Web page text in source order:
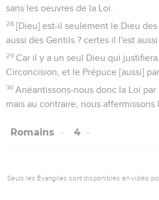
sans les oeuvres de la Loi.
28 [Dieu] est-il seulement le Dieu
aussi des Gentils ? certes il l'est
29 Car il y a un seul Dieu qui
Circoncision, et le Prépuce [aussi]
30 Anéantissons-nous donc la Loi par
mais au contraire, nous affermissons
Romains 4
Seuls les Évangiles sont disponibles en vidéo